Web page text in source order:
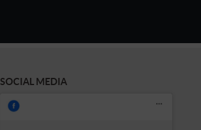
SOCIAL MEDIA